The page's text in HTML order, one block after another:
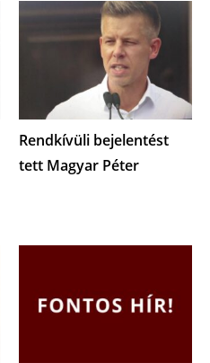
Rendkívüli bejelentést
tett Magyar Péter